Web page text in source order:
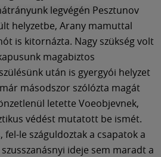
legvégén Pesztunov
helyzetbe, Arany mamuttal
is kitornázta. Nagy szükség volt
magabiztos
után is gyergyói helyzet
másodszor szólózta magát
letette Voeobjevnek,
védést mutatott be ismét.
le száguldoztak a csapatok a
ideje sem maradt a